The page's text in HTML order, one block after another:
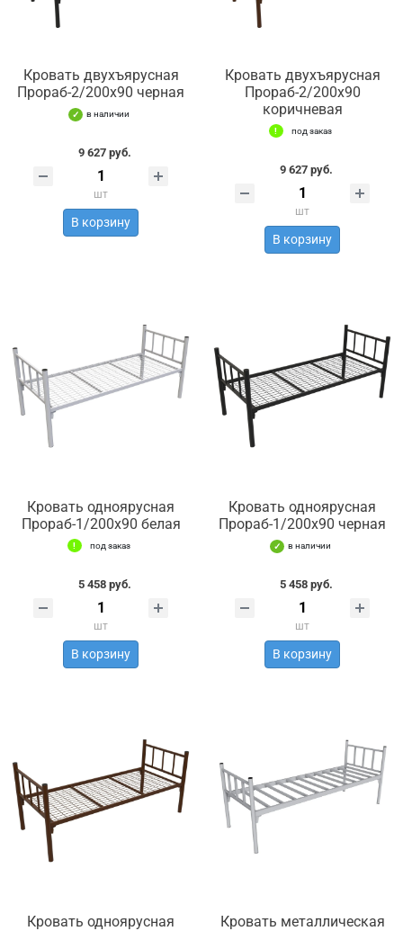
Кровать двухъярусная
Прораб-2/200х90 черная
в наличии
9 627 руб.
шт
В корзину
Кровать двухъярусная
Прораб-2/200х90
коричневая
под заказ
9 627 руб.
шт
В корзину
Кровать одноярусная
Прораб-1/200х90 белая
под заказ
5 458 руб.
шт
В корзину
Кровать одноярусная
Прораб-1/200х90 черная
в наличии
5 458 руб.
шт
В корзину
Кровать одноярусная
Кровать металлическая